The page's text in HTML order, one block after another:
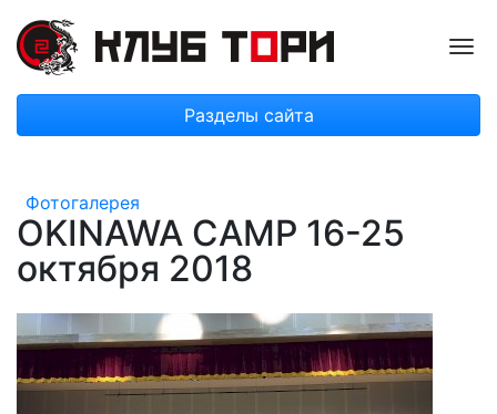
Разделы сайта
Фотогалерея
OKINAWA CAMP 16-25
октября 2018